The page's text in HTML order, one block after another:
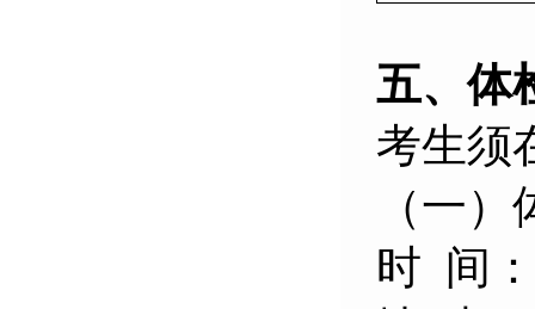
五、体
考生须
（一）
时 间